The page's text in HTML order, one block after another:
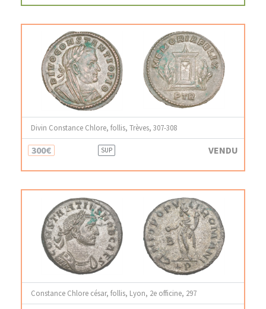
Divin Constance Chlore, follis, Trèves, 307-308
300€ SUP VENDU
Constance Chlore césar, follis, Lyon, 2e officine, 297